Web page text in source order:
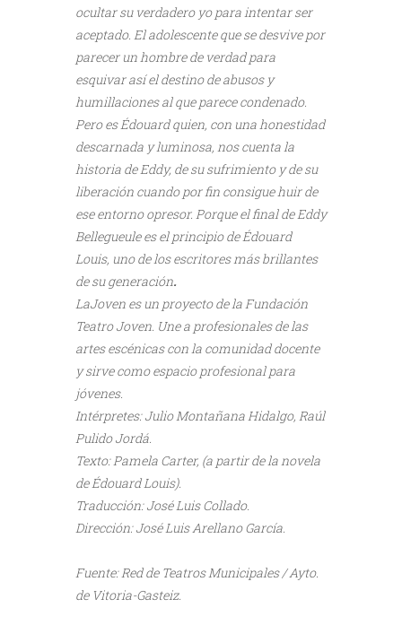
ocultar su verdadero yo para intentar ser
aceptado. El adolescente que se desvive por
parecer un hombre de verdad para
esquivar así el destino de abusos y
humillaciones al que parece condenado.
Pero es Édouard quien, con una honestidad
descarnada y luminosa, nos cuenta la
historia de Eddy, de su sufrimiento y de su
liberación cuando por fin consigue huir de
ese entorno opresor. Porque el final de Eddy
Bellegueule es el principio de Édouard
Louis, uno de los escritores más brillantes
de su generación.
LaJoven es un proyecto de la Fundación
Teatro Joven. Une a profesionales de las
artes escénicas con la comunidad docente
y sirve como espacio profesional para
jóvenes.
Intérpretes: Julio Montañana Hidalgo, Raúl
Pulido Jordá.
Texto: Pamela Carter, (a partir de la novela
de Édouard Louis).
Traducción: José Luis Collado.
Dirección: José Luis Arellano García.
Fuente: Red de Teatros Municipales / Ayto.
de Vitoria-Gasteiz.